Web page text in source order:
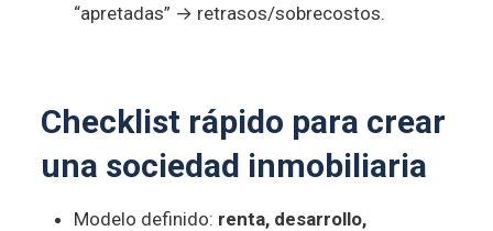
“apretadas” → retrasos/sobrecostos.
Checklist rápido para crear
una sociedad inmobiliaria
Modelo definido: renta, desarrollo,